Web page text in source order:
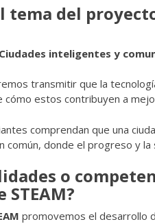
tema del
Ciudades inteligentes y
transmitir que la
cómo estos contribuyen a
comprendan que una
común, donde el progreso y la
o
promovemos el desarrollo